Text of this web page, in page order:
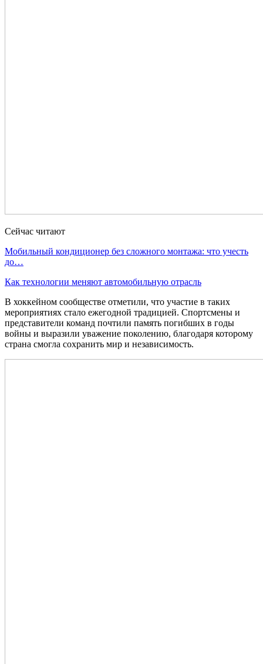
Сейчас читают
Мобильный кондиционер без сложного монтажа: что учесть
до…
Как технологии меняют автомобильную отрасль
В хоккейном сообществе отметили, что участие в таких
мероприятиях стало ежегодной традицией. Спортсмены и
представители команд почтили память погибших в годы
войны и выразили уважение поколению, благодаря которому
страна смогла сохранить мир и независимость.